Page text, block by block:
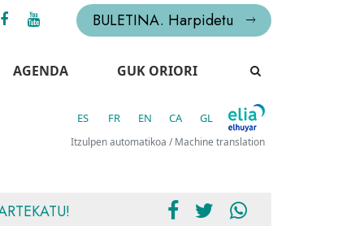
BULETINA. Harpidetu
AGENDA GUK ORIORI
ES FR EN CA GL
Itzulpen automatikoa / Machine translation